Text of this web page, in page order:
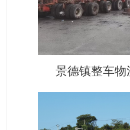
景德镇整车物